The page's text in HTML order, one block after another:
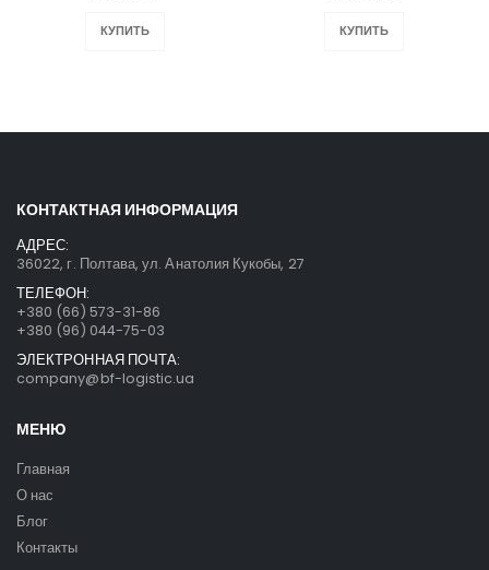
КУПИТЬ КУПИТЬ
КОНТАКТНАЯ ИНФОРМАЦИЯ
АДРЕС:
36022, г. Полтава, ул. Анатолия Кукобы, 27
ТЕЛЕФОН:
+380 (66) 573-31-86
+380 (96) 044-75-03
ЭЛЕКТРОННАЯ ПОЧТА:
company@bf-logistic.ua
МЕНЮ
Главная
О нас
Блог
Контакты